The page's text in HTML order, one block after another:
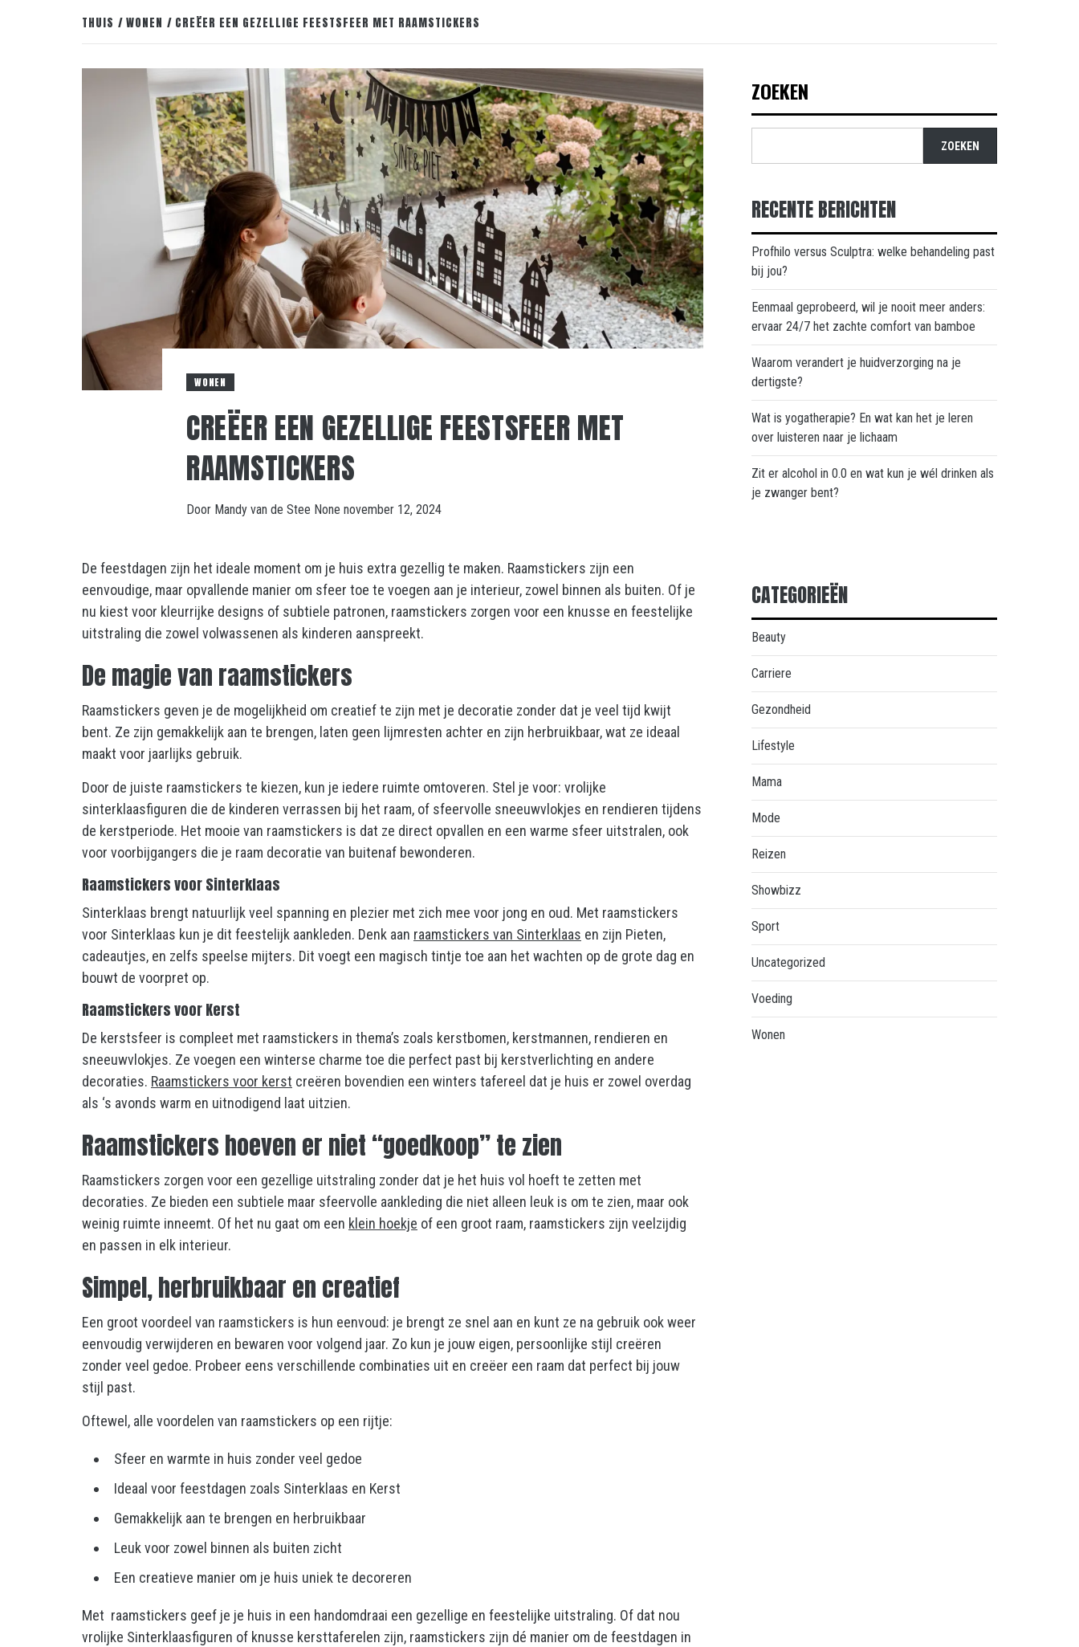
THUIS WONEN CREËER EEN GEZELLIGE FEESTSFEER MET RAAMSTICKERS
WONEN
CREËER EEN GEZELLIGE FEESTSFEER MET
RAAMSTICKERS
Door Mandy van de Stee None november 12, 2024
De feestdagen zijn het ideale moment om je huis extra gezellig te maken. Raamstickers zijn een
eenvoudige, maar opvallende manier om sfeer toe te voegen aan je interieur, zowel binnen als buiten. Of je
nu kiest voor kleurrijke designs of subtiele patronen, raamstickers zorgen voor een knusse en feestelijke
uitstraling die zowel volwassenen als kinderen aanspreekt.
De magie van raamstickers
Raamstickers geven je de mogelijkheid om creatief te zijn met je decoratie zonder dat je veel tijd kwijt
bent. Ze zijn gemakkelijk aan te brengen, laten geen lijmresten achter en zijn herbruikbaar, wat ze ideaal
maakt voor jaarlijks gebruik.
Door de juiste raamstickers te kiezen, kun je iedere ruimte omtoveren. Stel je voor: vrolijke
sinterklaasfiguren die de kinderen verrassen bij het raam, of sfeervolle sneeuwvlokjes en rendieren tijdens
de kerstperiode. Het mooie van raamstickers is dat ze direct opvallen en een warme sfeer uitstralen, ook
voor voorbijgangers die je raam decoratie van buitenaf bewonderen.
Raamstickers voor Sinterklaas
Sinterklaas brengt natuurlijk veel spanning en plezier met zich mee voor jong en oud. Met raamstickers
voor Sinterklaas kun je dit feestelijk aankleden. Denk aan raamstickers van Sinterklaas en zijn Pieten,
cadeautjes, en zelfs speelse mijters. Dit voegt een magisch tintje toe aan het wachten op de grote dag en
bouwt de voorpret op.
Raamstickers voor Kerst
De kerstsfeer is compleet met raamstickers in thema’s zoals kerstbomen, kerstmannen, rendieren en
sneeuwvlokjes. Ze voegen een winterse charme toe die perfect past bij kerstverlichting en andere
decoraties. Raamstickers voor kerst creëren bovendien een winters tafereel dat je huis er zowel overdag
als ‘s avonds warm en uitnodigend laat uitzien.
Raamstickers hoeven er niet “goedkoop” te zien
Raamstickers zorgen voor een gezellige uitstraling zonder dat je het huis vol hoeft te zetten met
decoraties. Ze bieden een subtiele maar sfeervolle aankleding die niet alleen leuk is om te zien, maar ook
weinig ruimte inneemt. Of het nu gaat om een klein hoekje of een groot raam, raamstickers zijn veelzijdig
en passen in elk interieur.
Simpel, herbruikbaar en creatief
Een groot voordeel van raamstickers is hun eenvoud: je brengt ze snel aan en kunt ze na gebruik ook weer
eenvoudig verwijderen en bewaren voor volgend jaar. Zo kun je jouw eigen, persoonlijke stijl creëren
zonder veel gedoe. Probeer eens verschillende combinaties uit en creëer een raam dat perfect bij jouw
stijl past.
Oftewel, alle voordelen van raamstickers op een rijtje:
Sfeer en warmte in huis zonder veel gedoe
Ideaal voor feestdagen zoals Sinterklaas en Kerst
Gemakkelijk aan te brengen en herbruikbaar
Leuk voor zowel binnen als buiten zicht
Een creatieve manier om je huis uniek te decoreren
Met raamstickers geef je je huis in een handomdraai een gezellige en feestelijke uitstraling. Of dat nou
vrolijke Sinterklaasfiguren of knusse kersttaferelen zijn, raamstickers zijn dé manier om de feestdagen in
ZOEKEN
ZOEKEN
RECENTE BERICHTEN
Profhilo versus Sculptra: welke behandeling past
bij jou?
Eenmaal geprobeerd, wil je nooit meer anders:
ervaar 24/7 het zachte comfort van bamboe
Waarom verandert je huidverzorging na je
dertigste?
Wat is yogatherapie? En wat kan het je leren
over luisteren naar je lichaam
Zit er alcohol in 0.0 en wat kun je wél drinken als
je zwanger bent?
CATEGORIEËN
Beauty
Carriere
Gezondheid
Lifestyle
Mama
Mode
Reizen
Showbizz
Sport
Uncategorized
Voeding
Wonen